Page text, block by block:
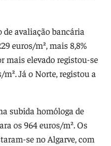
de avaliação bancária
euros/m², mais 8,8%
mais elevado registou-se
Já o Norte, registou a
subida homóloga de
os 964 euros/m². Os
se no Algarve, com